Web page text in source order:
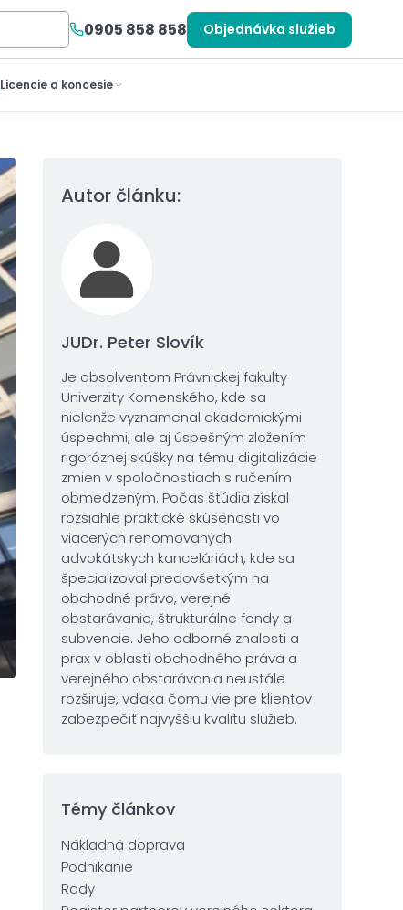
0905 858 858 Objednávka služieb
Licencie a koncesie
Autor článku:
JUDr. Peter Slovík
Je absolventom Právnickej fakulty
Univerzity Komenského, kde sa
nielenže vyznamenal akademickými
úspechmi, ale aj úspešným zložením
rigoróznej skúšky na tému digitalizácie
zmien v spoločnostiach s ručením
obmedzeným. Počas štúdia získal
rozsiahle praktické skúsenosti vo
viacerých renomovaných
advokátskych kanceláriách, kde sa
špecializoval predovšetkým na
obchodné právo, verejné
obstarávanie, štrukturálne fondy a
subvencie. Jeho odborné znalosti a
prax v oblasti obchodného práva a
verejného obstarávania neustále
rozširuje, vďaka čomu vie pre klientov
zabezpečiť najvyššiu kvalitu služieb.
Témy článkov
Nákladná doprava
Podnikanie
Rady